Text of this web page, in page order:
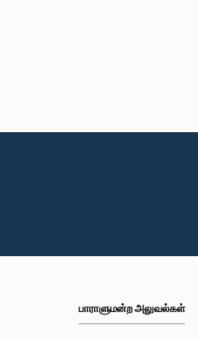
பாராளுமன்ற அலுவல்கள்